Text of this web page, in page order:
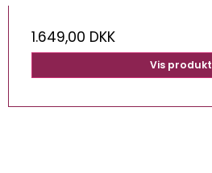
1.649,00 DKK
Vis produkt